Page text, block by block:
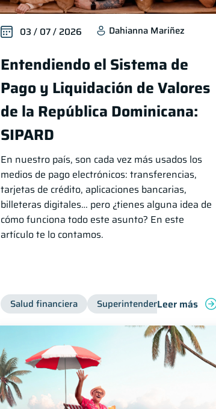
03 / 07 / 2026 Dahianna Mariñez
Entendiendo el Sistema de
Pago y Liquidación de Valores
de la República Dominicana:
SIPARD
En nuestro país, son cada vez más usados los
medios de pago electrónicos: transferencias,
tarjetas de crédito, aplicaciones bancarias,
billeteras digitales… pero ¿tienes alguna idea de
cómo funciona todo este asunto? En este
artículo te lo contamos.
Salud financiera Superintendencia de Bancos
Leer más